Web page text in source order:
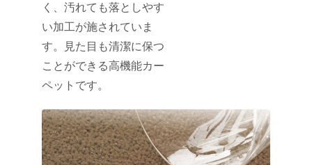
く、汚れても落としやす
い加工が施されていま
す。見た目も清潔に保つ
ことができる高機能カー
ペットです。